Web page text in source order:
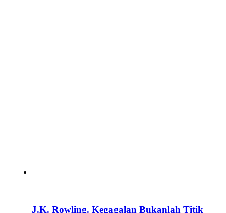
J.K. Rowling. Kegagalan Bukanlah Titik